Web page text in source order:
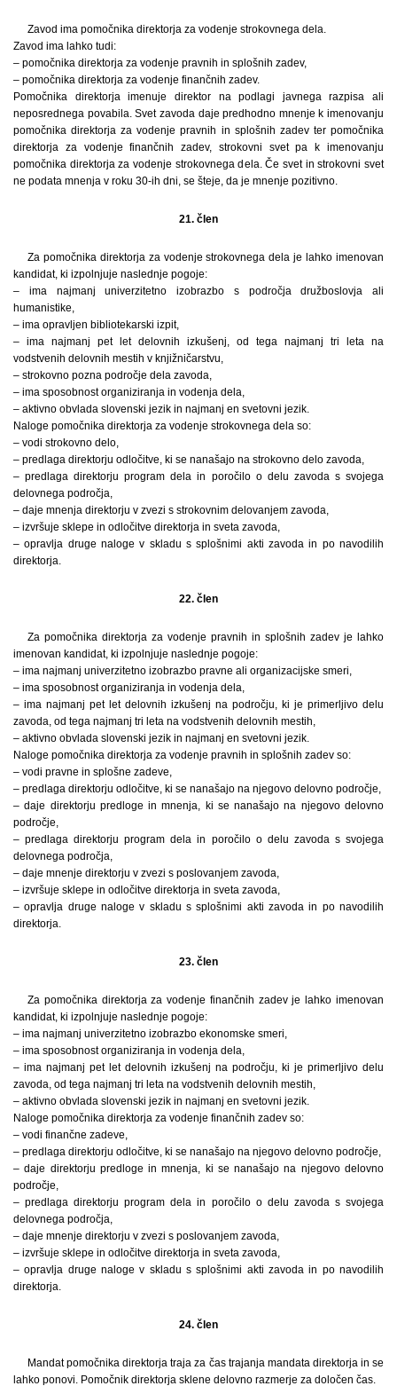
Zavod ima pomočnika direktorja za vodenje strokovnega dela.
Zavod ima lahko tudi:
– pomočnika direktorja za vodenje pravnih in splošnih zadev,
– pomočnika direktorja za vodenje finančnih zadev.
Pomočnika direktorja imenuje direktor na podlagi javnega razpisa ali
neposrednega povabila. Svet zavoda daje predhodno mnenje k imenovanju
pomočnika direktorja za vodenje pravnih in splošnih zadev ter pomočnika
direktorja za vodenje finančnih zadev, strokovni svet pa k imenovanju
pomočnika direktorja za vodenje strokovnega dela. Če svet in strokovni svet
ne podata mnenja v roku 30-ih dni, se šteje, da je mnenje pozitivno.
21. člen
Za pomočnika direktorja za vodenje strokovnega dela je lahko imenovan
kandidat, ki izpolnjuje naslednje pogoje:
– ima najmanj univerzitetno izobrazbo s področja družboslovja ali
humanistike,
– ima opravljen bibliotekarski izpit,
– ima najmanj pet let delovnih izkušenj, od tega najmanj tri leta na
vodstvenih delovnih mestih v knjižničarstvu,
– strokovno pozna področje dela zavoda,
– ima sposobnost organiziranja in vodenja dela,
– aktivno obvlada slovenski jezik in najmanj en svetovni jezik.
Naloge pomočnika direktorja za vodenje strokovnega dela so:
– vodi strokovno delo,
– predlaga direktorju odločitve, ki se nanašajo na strokovno delo zavoda,
– predlaga direktorju program dela in poročilo o delu zavoda s svojega
delovnega področja,
– daje mnenja direktorju v zvezi s strokovnim delovanjem zavoda,
– izvršuje sklepe in odločitve direktorja in sveta zavoda,
– opravlja druge naloge v skladu s splošnimi akti zavoda in po navodilih
direktorja.
22. člen
Za pomočnika direktorja za vodenje pravnih in splošnih zadev je lahko
imenovan kandidat, ki izpolnjuje naslednje pogoje:
– ima najmanj univerzitetno izobrazbo pravne ali organizacijske smeri,
– ima sposobnost organiziranja in vodenja dela,
– ima najmanj pet let delovnih izkušenj na področju, ki je primerljivo delu
zavoda, od tega najmanj tri leta na vodstvenih delovnih mestih,
– aktivno obvlada slovenski jezik in najmanj en svetovni jezik.
Naloge pomočnika direktorja za vodenje pravnih in splošnih zadev so:
– vodi pravne in splošne zadeve,
– predlaga direktorju odločitve, ki se nanašajo na njegovo delovno področje,
– daje direktorju predloge in mnenja, ki se nanašajo na njegovo delovno
področje,
– predlaga direktorju program dela in poročilo o delu zavoda s svojega
delovnega področja,
– daje mnenje direktorju v zvezi s poslovanjem zavoda,
– izvršuje sklepe in odločitve direktorja in sveta zavoda,
– opravlja druge naloge v skladu s splošnimi akti zavoda in po navodilih
direktorja.
23. člen
Za pomočnika direktorja za vodenje finančnih zadev je lahko imenovan
kandidat, ki izpolnjuje naslednje pogoje:
– ima najmanj univerzitetno izobrazbo ekonomske smeri,
– ima sposobnost organiziranja in vodenja dela,
– ima najmanj pet let delovnih izkušenj na področju, ki je primerljivo delu
zavoda, od tega najmanj tri leta na vodstvenih delovnih mestih,
– aktivno obvlada slovenski jezik in najmanj en svetovni jezik.
Naloge pomočnika direktorja za vodenje finančnih zadev so:
– vodi finančne zadeve,
– predlaga direktorju odločitve, ki se nanašajo na njegovo delovno področje,
– daje direktorju predloge in mnenja, ki se nanašajo na njegovo delovno
področje,
– predlaga direktorju program dela in poročilo o delu zavoda s svojega
delovnega področja,
– daje mnenje direktorju v zvezi s poslovanjem zavoda,
– izvršuje sklepe in odločitve direktorja in sveta zavoda,
– opravlja druge naloge v skladu s splošnimi akti zavoda in po navodilih
direktorja.
24. člen
Mandat pomočnika direktorja traja za čas trajanja mandata direktorja in se
lahko ponovi. Pomočnik direktorja sklene delovno razmerje za določen čas.